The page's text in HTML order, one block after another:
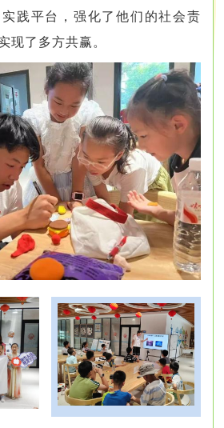
践平台，强化了他们的社会责
现了多方共赢。